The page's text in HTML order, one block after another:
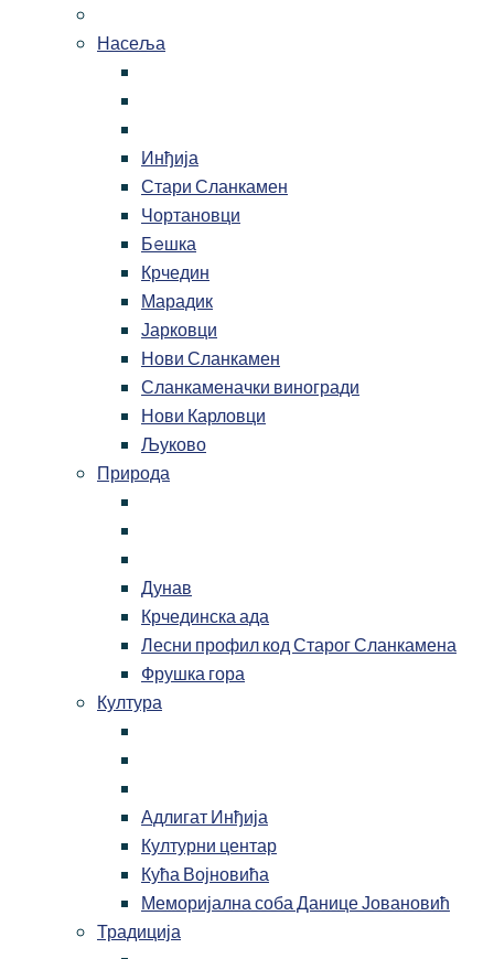
Насеља
Инђија
Стари Сланкамен
Чортановци
Бeшка
Крчедин
Марадик
Јарковци
Нови Сланкамен
Сланкаменачки виногради
Нови Карловци
Љуково
Природа
Дунав
Крчединска ада
Лесни профил код Старог Сланкамена
Фрушка гора
Култура
Адлигат Инђија
Културни центар
Кућа Војновића
Меморијална соба Данице Јовановић
Традиција